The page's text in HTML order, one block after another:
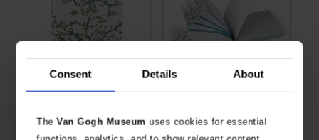
Consent Details About
TheVan Gogh Museum uses cookies for essential
Notitieboek Amandelbloesem print
€12,36
Memoblok Amandelbloesem
€4,09